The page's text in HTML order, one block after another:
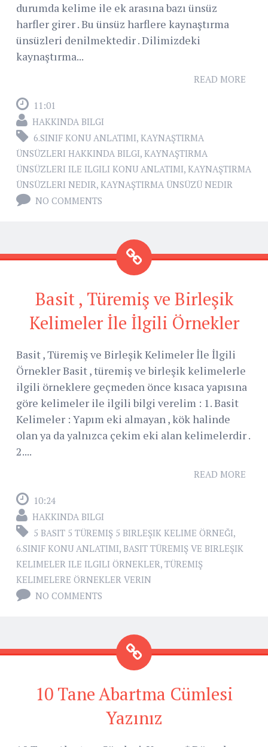
durumda kelime ile ek arasına bazı ünsüz
harfler girer . Bu ünsüz harflere kaynaştırma
ünsüzleri denilmektedir . Dilimizdeki
kaynaştırma...
READ MORE
11:01
HAKKINDA BILGI
6.SINIF KONU ANLATIMI, KAYNAŞTIRMA
ÜNSÜZLERI HAKKINDA BILGI, KAYNAŞTIRMA
ÜNSÜZLERI ILE ILGILI KONU ANLATIMI, KAYNAŞTIRMA
ÜNSÜZLERI NEDIR, KAYNAŞTIRMA ÜNSÜZÜ NEDIR
NO COMMENTS
Basit , Türemiş ve Birleşik
Kelimeler İle İlgili Örnekler
Basit , Türemiş ve Birleşik Kelimeler İle İlgili
Örnekler Basit , türemiş ve birleşik kelimelerle
ilgili örneklere geçmeden önce kısaca yapısına
göre kelimeler ile ilgili bilgi verelim : 1. Basit
Kelimeler : Yapım eki almayan , kök halinde
olan ya da yalnızca çekim eki alan kelimelerdir .
2....
READ MORE
10:24
HAKKINDA BILGI
5 BASIT 5 TÜREMIŞ 5 BIRLEŞIK KELIME ÖRNEĞI,
6.SINIF KONU ANLATIMI, BASIT TÜREMIŞ VE BIRLEŞIK
KELIMELER ILE ILGILI ÖRNEKLER, TÜREMIŞ
KELIMELERE ÖRNEKLER VERIN
NO COMMENTS
10 Tane Abartma Cümlesi
Yazınız